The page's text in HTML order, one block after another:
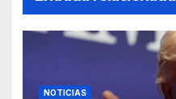
NOTICIAS